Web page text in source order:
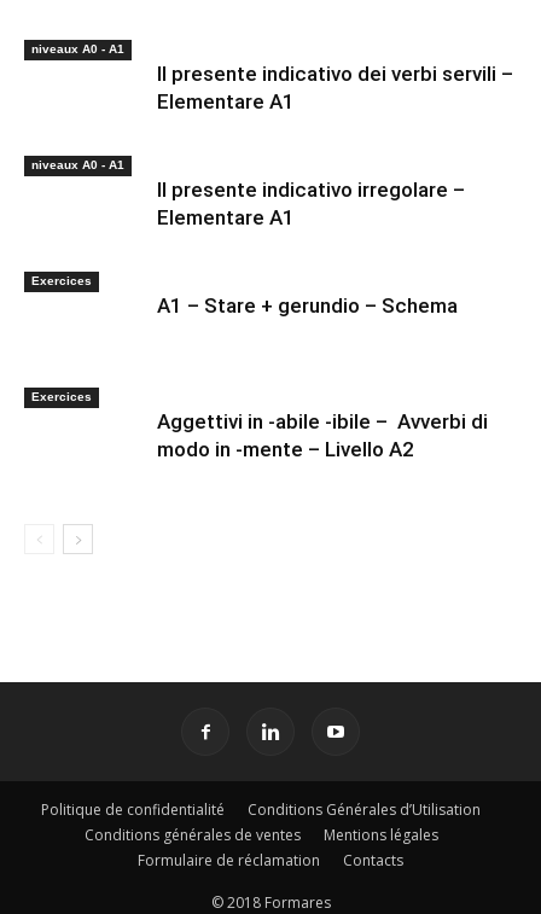
niveaux A0 - A1
Il presente indicativo dei verbi servili –
Elementare A1
niveaux A0 - A1
Il presente indicativo irregolare –
Elementare A1
Exercices
A1 – Stare + gerundio – Schema
Exercices
Aggettivi in -abile -ibile – Avverbi di
modo in -mente – Livello A2
Politique de confidentialité
Conditions Générales d’Utilisation
Conditions générales de ventes
Mentions légales
Formulaire de réclamation
Contacts
© 2018 Formares